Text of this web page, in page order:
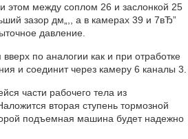
этом между соплом 26 и заслонкой 25
зазор дм„,, а в камерах 39 и 7вЂ”
давление.
по аналогии как и при отработке
и соединит через камеру 6 каналы 3.
части рабочего тела из
вторая ступень тормозной
подъемная машина будет надежно